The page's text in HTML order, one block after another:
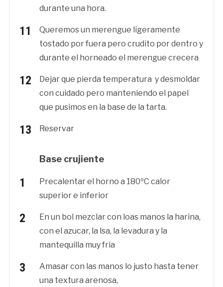
durante una hora.
Queremos un merengue ligeramente
tostado por fuera pero crudito por dentro y
durante el horneado el merengue crecera
Dejar que pierda temperatura y desmoldar
con cuidado pero manteniendo el papel
que pusimos en la base de la tarta.
Reservar
Base crujiente
Precalentar el horno a 180ºC calor
superior e inferior
En un bol mezclar con loas manos la harina,
con el azucar, la lsa, la levadura y la
mantequilla muy fria
Amasar con las manos lo justo hasta tener
una textura arenosa,